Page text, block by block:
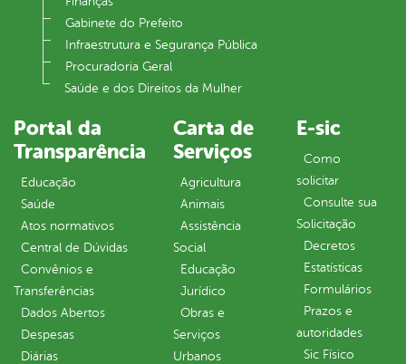
Gabinete do Prefeito
Infraestrutura e Segurança Pública
Procuradoria Geral
Saúde e dos Direitos da Mulher
Portal da
Transparência
Educação
Saúde
Atos normativos
Central de Dúvidas
Convênios e
Transferências
Dados Abertos
Despesas
Diárias
Carta de
Serviços
Agricultura
Animais
Assistência
Social
Educação
Jurídico
Obras e
Serviços
Urbanos
E-sic
Como
solicitar
Consulte sua
Solicitação
Decretos
Estatísticas
Formulários
Prazos e
autoridades
Sic Físico